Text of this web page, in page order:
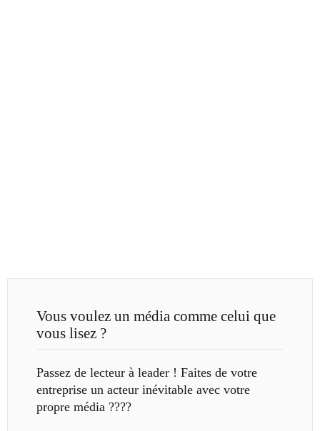
Vous voulez un média comme celui que
vous lisez ?
Passez de lecteur à leader ! Faites de votre
entreprise un acteur inévitable avec votre
propre média ????